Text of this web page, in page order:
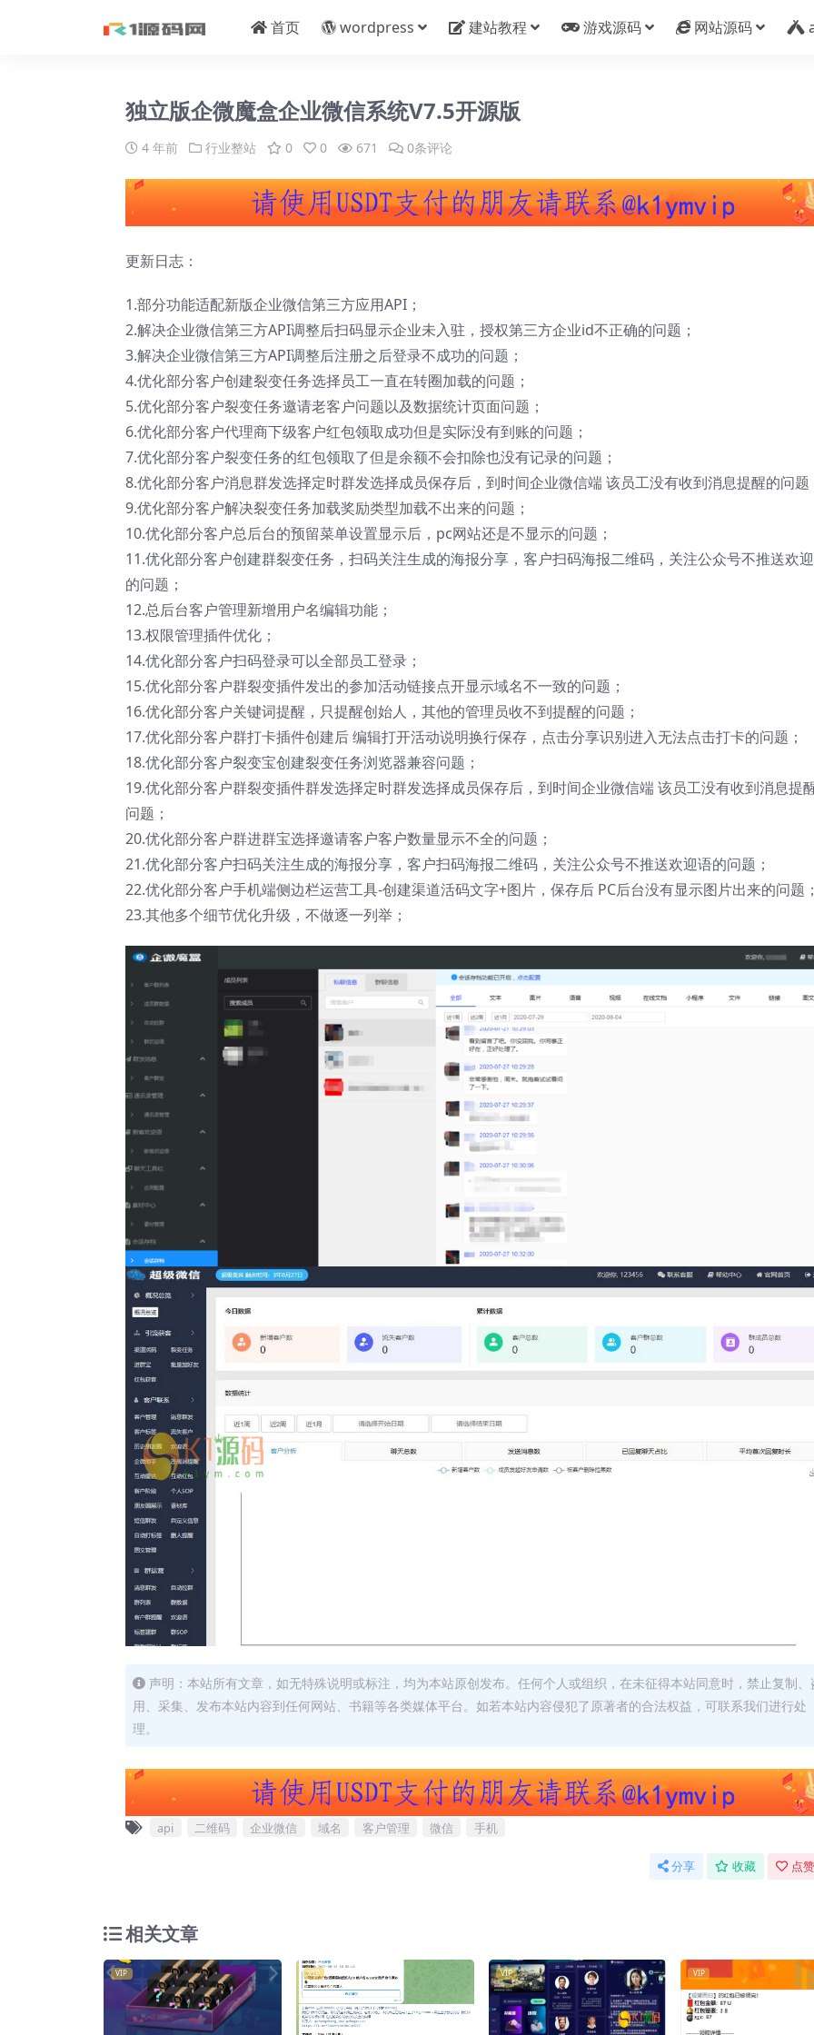
首页 wordpress 建站教程 游戏源码 网站源码
独立版企微魔盒企业微信系统V7.5开源版
4 年前 行业整站 0 0 671 0条评论
更新日志：
1.部分功能适配新版企业微信第三方应用API；
2.解决企业微信第三方API调整后扫码显示企业未入驻，授权第三方企业id不正确的问题；
3.解决企业微信第三方API调整后注册之后登录不成功的问题；
4.优化部分客户创建裂变任务选择员工一直在转圈加载的问题；
5.优化部分客户裂变任务邀请老客户问题以及数据统计页面问题；
6.优化部分客户代理商下级客户红包领取成功但是实际没有到账的问题；
7.优化部分客户裂变任务的红包领取了但是余额不会扣除也没有记录的问题；
8.优化部分客户消息群发选择定时群发选择成员保存后，到时间企业微信端 该员工没有收到消息提醒的问题
9.优化部分客户解决裂变任务加载奖励类型加载不出来的问题；
10.优化部分客户总后台的预留菜单设置显示后，pc网站还是不显示的问题；
11.优化部分客户创建群裂变任务，扫码关注生成的海报分享，客户扫码海报二维码，关注公众号不推送欢
的问题；
12.总后台客户管理新增用户名编辑功能；
13.权限管理插件优化；
14.优化部分客户扫码登录可以全部员工登录；
15.优化部分客户群裂变插件发出的参加活动链接点开显示域名不一致的问题；
16.优化部分客户关键词提醒，只提醒创始人，其他的管理员收不到提醒的问题；
17.优化部分客户群打卡插件创建后 编辑打开活动说明换行保存，点击分享识别进入无法点击打卡的问题；
18.优化部分客户裂变宝创建裂变任务浏览器兼容问题；
19.优化部分客户群裂变插件群发选择定时群发选择成员保存后，到时间企业微信端 该员工没有收到消息提
问题；
20.优化部分客户群进群宝选择邀请客户客户数量显示不全的问题；
21.优化部分客户扫码关注生成的海报分享，客户扫码海报二维码，关注公众号不推送欢迎语的问题；
22.优化部分客户手机端侧边栏运营工具-创建渠道活码文字+图片，保存后 PC后台没有显示图片出来的问题
23.其他多个细节优化升级，不做逐一列举；
声明：本站所有文章，如无特殊说明或标注，均为本站原创发布。任何个人或组织，在未征得本站同意时，禁止复制、
用、采集、发布本站内容到任何网站、书籍等各类媒体平台。如若本站内容侵犯了原著者的合法权益，可联系我们进行处
理。
api 二维码 企业微信 域名 客户管理 微信 手机
分享 收藏 点
相关文章
VIP VIP VIP VIP